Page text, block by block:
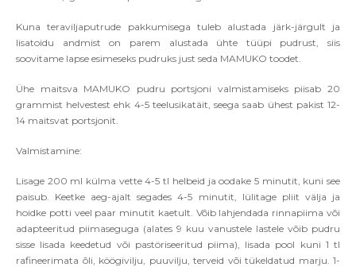
Kuna teraviljaputrude pakkumisega tuleb alustada järk-järgult ja
lisatoidu andmist on parem alustada ühte tüüpi pudrust, siis
soovitame lapse esimeseks pudruks just seda MAMUKO toodet.
Ühe maitsva MAMUKO pudru portsjoni valmistamiseks piisab 20
grammist helvestest ehk 4-5 teelusikatäit, seega saab ühest pakist 12-
14 maitsvat portsjonit.
Valmistamine:
Lisage 200 ml külma vette 4-5 tl helbeid ja oodake 5 minutit, kuni see
paisub. Keetke aeg-ajalt segades 4-5 minutit, lülitage pliit välja ja
hoidke potti veel paar minutit kaetult. Võib lahjendada rinnapiima või
adapteeritud piimaseguga (alates 9 kuu vanustele lastele võib pudru
sisse lisada keedetud või pastöriseeritud piima), lisada pool kuni 1 tl
rafineerimata õli, köögivilju, puuvilju, terveid või tükeldatud marju. 1-